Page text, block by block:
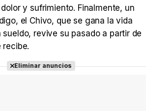
y sufrimiento. Finalmente, un
el Chivo, que se gana la vida
sueldo, revive su pasado a partir de
recibe.
Eliminar anuncios